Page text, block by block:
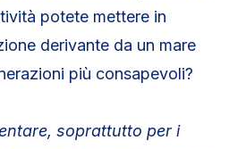
potete mettere in
derivante da un mare
più consapevoli?
soprattutto per i